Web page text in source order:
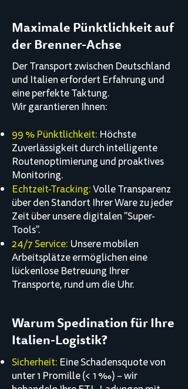
Maximale Pünktlichkeit auf
der Brenner-Achse
Der Transport zwischen Deutschland
und Italien erfordert Erfahrung und
eine perfekte Taktung.
Wir garantieren Ihnen:
99 % Pünktlichkeit: Höchste
Zuverlässigkeit durch intelligente
Routenoptimierung und proaktives
Monitoring.
Echtzeit-Tracking:Volle Transparenz
über den Standort Ihrer Ware zu jeder
Zeit über unsere digitalen "Super-
Tools".
24/7 Service: Unsere mobilen
Arbeitsplätze ermöglichen eine
lückenlose Betreuung Ihrer
Transporte, rund um die Uhr.
Warum Spedination für Ihre
Italien-Logistik?
Sicherheit: Eine Schadensquote von
unter 1 Promille (< 1 ‰) – wir